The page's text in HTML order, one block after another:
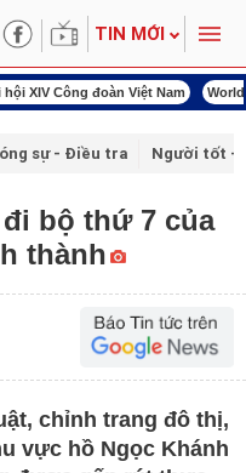
TIN MỚI
World Cup 2026 Kỳ họp thứ
sự - Điều tra Người tốt -
bộ thứ 7 của
thành
chỉnh trang đô thị,
vực hồ Ngọc Khánh